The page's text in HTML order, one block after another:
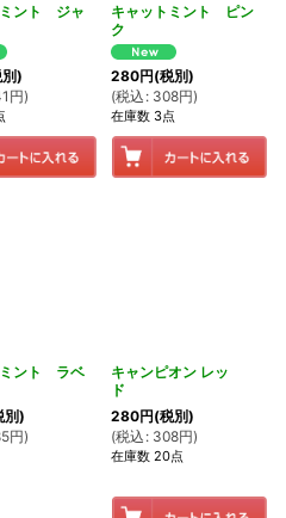
ント ジャ
)
円)
キャットミント ピン
ク
280円(税別)
(税込 : 308円)
在庫数 3点
ント ラベ
別)
円)
キャンピオン レッ
ド
280円(税別)
(税込 : 308円)
在庫数 20点